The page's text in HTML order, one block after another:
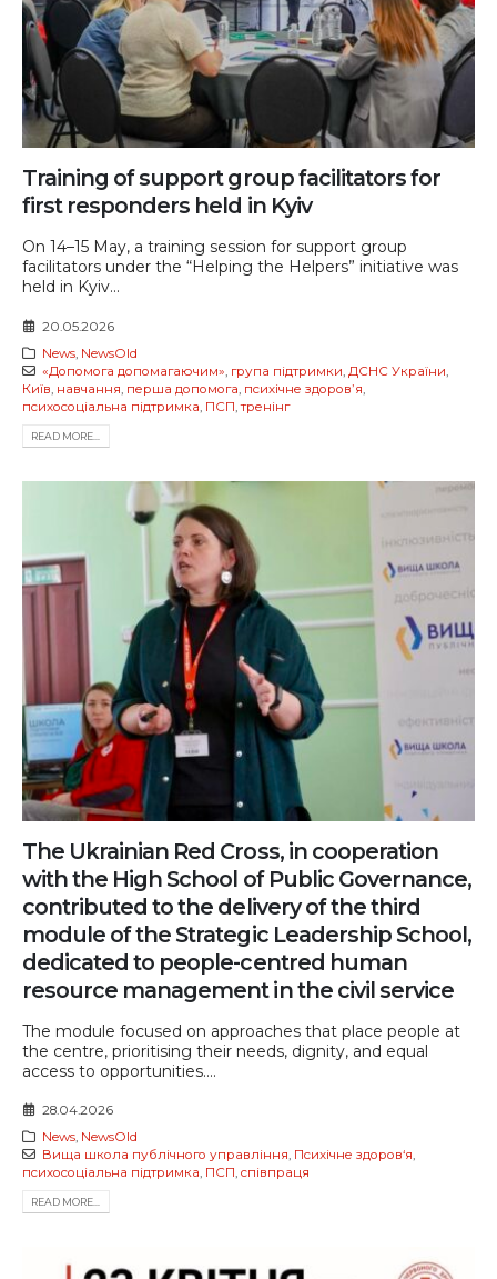
Training of support group facilitators for
first responders held in Kyiv
On 14–15 May, a training session for support group
facilitators under the “Helping the Helpers” initiative was
held in Kyiv...
20.05.2026
News, NewsOld
«Допомога допомагаючим» група підтримки ДСНС України
Київ навчання перша допомога психічне здоровʼя
психосоціальна підтримка ПСП ,тренінг
READ MORE...
The Ukrainian Red Cross, in cooperation
with the High School of Public Governance,
contributed to the delivery of the third
module of the Strategic Leadership School,
dedicated to people-centred human
resource management in the civil service
The module focused on approaches that place people at
the centre, prioritising their needs, dignity, and equal
access to opportunities....
28.04.2026
News, NewsOld
Вища школа публічного управління, Психічне здоров‘я,
психосоціальна підтримка, ПСП, співпраця
READ MORE...